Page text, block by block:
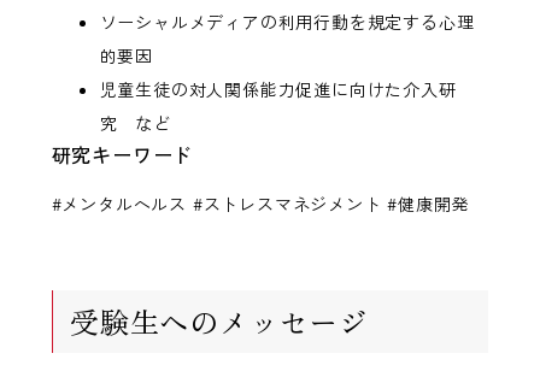
ソーシャルメディアの利用行動を規定する心理
的要因
児童生徒の対人関係能力促進に向けた介入研
究 など
研究キーワード
#メンタルヘルス #ストレスマネジメント #健康開発
受験生へのメッセージ